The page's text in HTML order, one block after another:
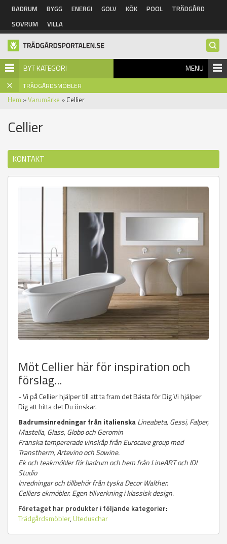
Hoppa till huvudinnehåll
BADRUM BYGG ENERGI GOLV KÖK POOL
TRÄDGÅRD
SOVRUM
VILLA
BYT KATEGORI MENU
TRÄDGÅRDSMÖBLER
Hem »Varumärke » Cellier
Cellier
KONTAKT
Möt Cellier här för inspiration och
förslag...
- Vi på Cellier hjälper till att ta fram det Bästa för Dig Vi hjälper
Dig att hitta det Du önskar.
Badrumsinredningar från italienskaLineabeta, Gessi, Falper,
Mastella, Glass, Globo och Geromin
Franska tempererade vinskåp från Eurocave group med
Transtherm, Artevino och Sowine.
Ek och teakmöbler för badrum och hem från LineART och IDI
Studio
Inredningar och tillbehör från tyska Decor Walther.
Celliers ekmöbler. Egen tillverkning i klassisk design.
Företaget har produkter i följande kategorier:
Trädgårdsmöbler,Uteduschar